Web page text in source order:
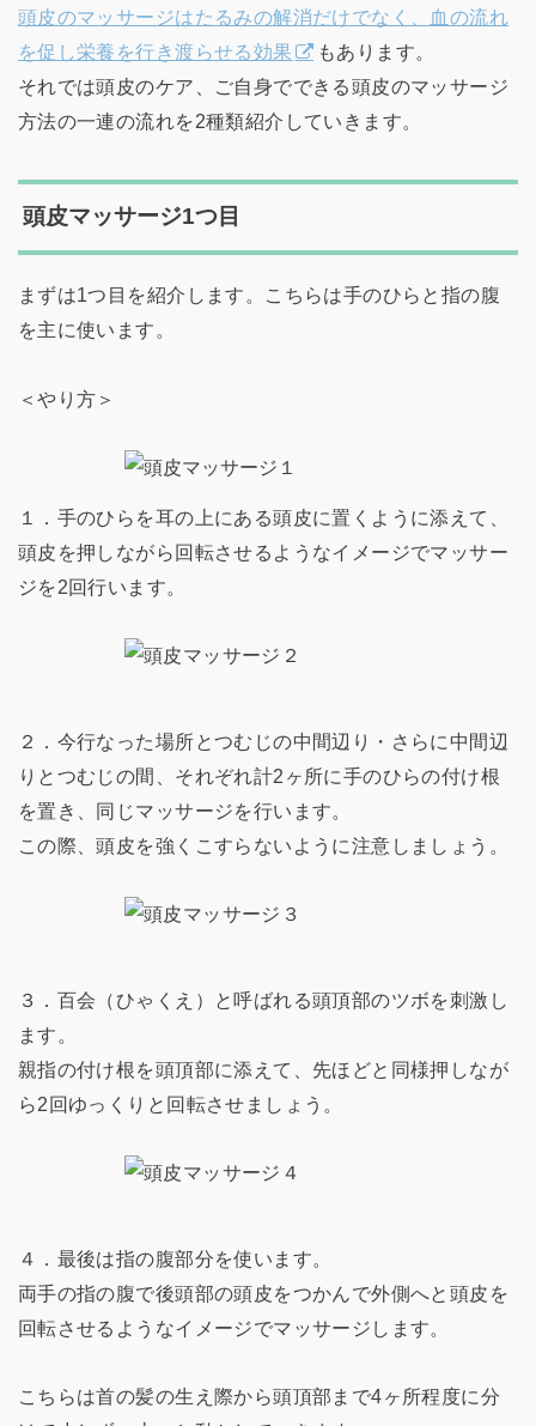
頭皮のマッサージはたるみの解消だけでなく、血の流れ
を促し栄養を行き渡らせる効果
もあります。
それでは頭皮のケア、ご自身でできる頭皮のマッサージ
方法の一連の流れを2種類紹介していきます。
頭皮マッサージ1つ目
まずは1つ目を紹介します。こちらは手のひらと指の腹
を主に使います。
＜やり方＞
１．手のひらを耳の上にある頭皮に置くように添えて、
頭皮を押しながら回転させるようなイメージでマッサー
ジを2回行います。
２．今行なった場所とつむじの中間辺り・さらに中間辺
りとつむじの間、それぞれ計2ヶ所に手のひらの付け根
を置き、同じマッサージを行います。
この際、頭皮を強くこすらないように注意しましょう。
３．百会（ひゃくえ）と呼ばれる頭頂部のツボを刺激し
ます。
親指の付け根を頭頂部に添えて、先ほどと同様押しなが
ら2回ゆっくりと回転させましょう。
４．最後は指の腹部分を使います。
両手の指の腹で後頭部の頭皮をつかんで外側へと頭皮を
回転させるようなイメージでマッサージします。
こちらは首の髪の生え際から頭頂部まで4ヶ所程度に分